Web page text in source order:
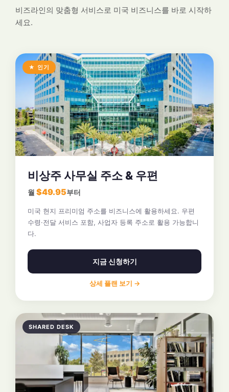
비즈라인의 맞춤형 서비스로 미국 비즈니스를 바로 시작하
세요.
★ 인기
비상주 사무실 주소 & 우편
월 $49.95부터
미국 현지 프리미엄 주소를 비즈니스에 활용하세요. 우편
수령·전달 서비스 포함, 사업자 등록 주소로 활용 가능합니
다.
지금 신청하기
상세 플랜 보기 →
SHARED DESK